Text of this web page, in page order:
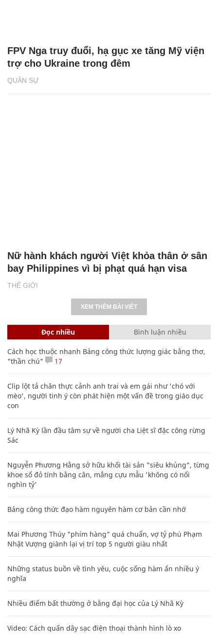
QUÂN SỰ
FPV Nga truy đuổi, hạ gục xe tăng Mỹ viện
trợ cho Ukraine trong đêm
THẾ GIỚI
Nữ hành khách người Việt khỏa thân ở sân
bay Philippines vì bị phạt quá hạn visa
XEM THÊM BÀI VIẾT
Đọc nhiều Bình luận nhiều
Cách học thuộc nhanh Bảng công thức lượng giác bằng thơ,
"thần chú"
17
Clip lột tả chân thực cảnh anh trai và em gái như 'chó với
mèo', người tinh ý còn phát hiện một vấn đề trong giáo dục
con
Lý Nhã Kỳ lần đầu tâm sự về người cha Liệt sĩ đặc công rừng
Sác
Nguyễn Phương Hằng sở hữu khối tài sản "siêu khủng", từng
khoe sổ đỏ tính bằng cân, mắng cựu mẫu 'không có nổi
nghìn tỷ'
Bảng công thức đạo hàm nguyên hàm cơ bản cần nhớ
Mai Phương Thúy "phím hàng" quá chuẩn, vợ tỷ phú Phạm
Nhật Vượng giành lại vị trí top 5 người giàu nhất
Những status buồn về tình yêu, cuộc sống hàm ẩn nhiều ý
nghĩa
Nhiều điểm bất thường ở bằng đại học của Lý Nhã Kỳ
Video: Cách quấn dây sạc điện thoại thành hình lò xo